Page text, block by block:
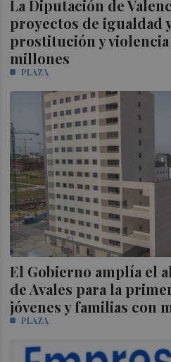
La Diputación de
proyectos de igualdad
prostitución y violencia
millones
PLAZA
El Gobierno amplía el
de Avales para la
jóvenes y familias con
PLAZA